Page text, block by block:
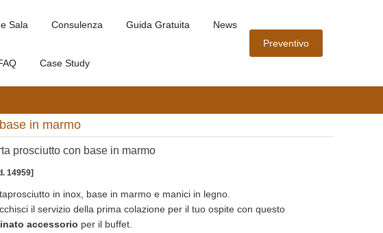
Sala Consulenza Guida Gratuita News
Case Study
Preventivo
in marmo
prosciutto con base in marmo
14959]
in inox, base in marmo e manici in legno.
il servizio della prima colazione per il tuo ospite con questo
accessorio per il buffet.